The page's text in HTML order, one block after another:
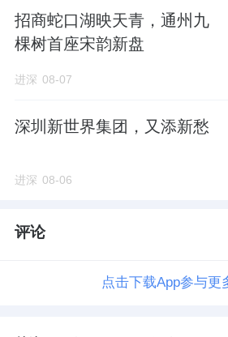
招商蛇口湖映天青，通州九
棵树首座宋韵新盘
进深 08-07
深圳新世界集团，又添新愁
进深 08-06
评论
点击下载App参与更